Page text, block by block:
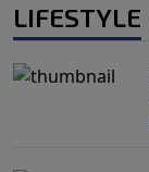
LIFESTYLE